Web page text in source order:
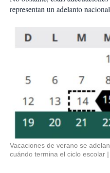
representan un adelanto
Vacaciones de verano se
cuándo termina el ciclo escolar